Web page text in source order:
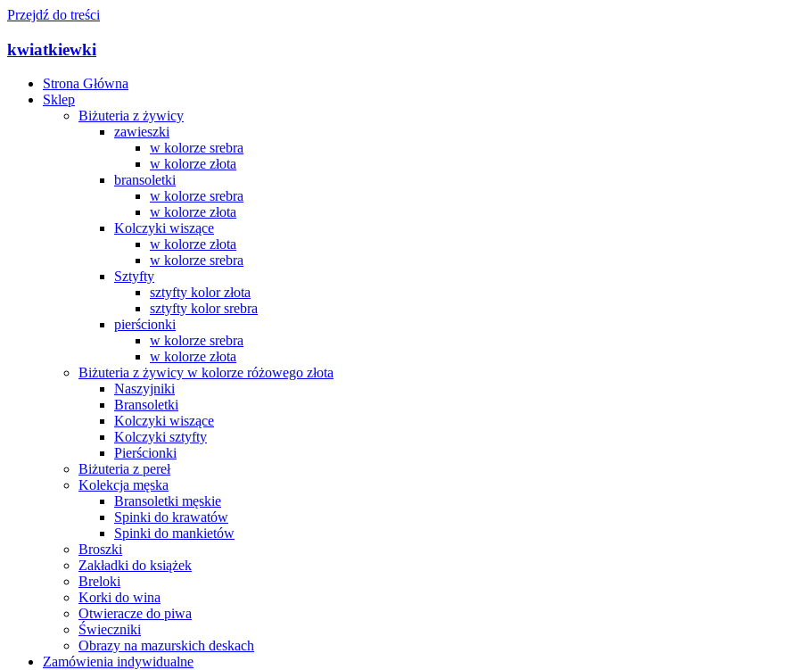
Przejdź do treści
kwiatkiewki
Strona Główna
Sklep
Biżuteria z żywicy
zawieszki
w kolorze srebra
w kolorze złota
bransoletki
w kolorze srebra
w kolorze złota
Kolczyki wiszące
w kolorze złota
w kolorze srebra
Sztyfty
sztyfty kolor złota
sztyfty kolor srebra
pierścionki
w kolorze srebra
w kolorze złota
Biżuteria z żywicy w kolorze różowego złota
Naszyjniki
Bransoletki
Kolczyki wiszące
Kolczyki sztyfty
Pierścionki
Biżuteria z pereł
Kolekcja męska
Bransoletki męskie
Spinki do krawatów
Spinki do mankietów
Broszki
Zakładki do książek
Breloki
Korki do wina
Otwieracze do piwa
Świeczniki
Obrazy na mazurskich deskach
Zamówienia indywidualne